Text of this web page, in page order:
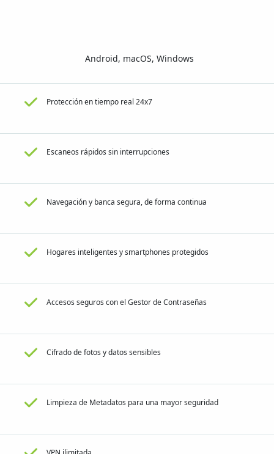
Android, macOS, Windows
Protección en tiempo real 24x7
Escaneos rápidos sin interrupciones
Navegación y banca segura, de forma continua
Hogares inteligentes y smartphones protegidos
Accesos seguros con el Gestor de Contraseñas
Cifrado de fotos y datos sensibles
Limpieza de Metadatos para una mayor seguridad